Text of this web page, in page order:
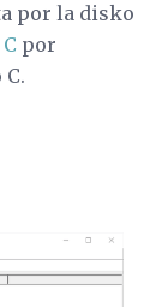
por la disko
por